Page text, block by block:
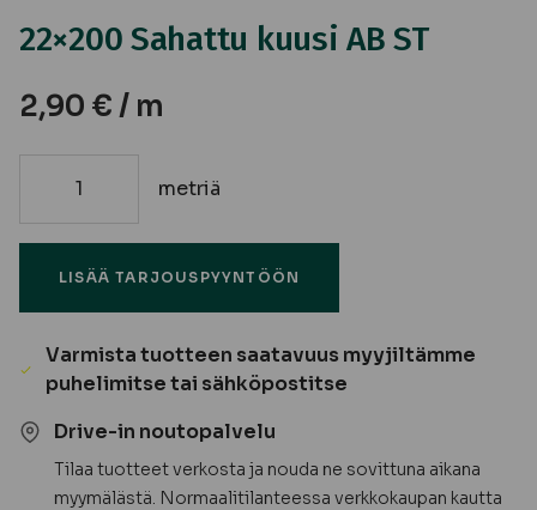
22×200 Sahattu kuusi AB ST
2,90 € / m
22x200
ST
määrä
metriä
LISÄÄ TARJOUSPYYNTÖÖN
Varmista tuotteen saatavuus myyjiltämme
puhelimitse tai sähköpostitse
Drive-in noutopalvelu
Tilaa tuotteet verkosta ja nouda ne sovittuna aikana
myymälästä. Normaalitilanteessa verkkokaupan kautta